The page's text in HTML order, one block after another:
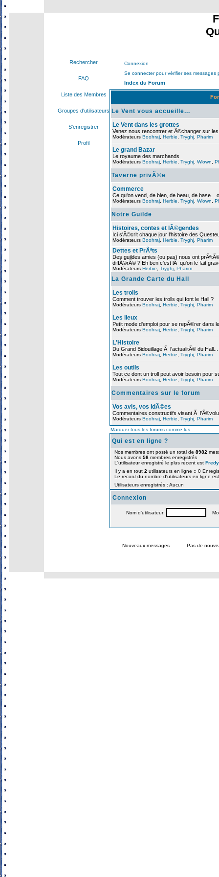
Rechercher
FAQ
Liste des Membres
Groupes d'utilisateurs
S'enregistrer
Profil
Connexion
Se connecter pour vérifier ses messages
Index du Forum
Le Vent vous accueille...
Le Vent dans les grottes
Venez nous rencontrer et Ã©changer sur
Modérateurs Boohraj Herbie Tryghj Pharim
Le grand Bazar
Le royaume des marchands
Modérateurs Boohraj Herbie Tryghj Wlown
Taverne privÃ©e
Commerce
Ce qu'on vend, de bien, de beau, de base...
Modérateurs Boohraj Herbie Tryghj Wlown
Notre Guilde
Histoires, contes et lÃ©gendes
Ici s'Ã©crit chaque jour l'histoire des
Modérateurs Boohraj Herbie Tryghj Pharim
Dettes et PrÃªts
Des guildes amies (ou pas) nous ont
diffÃ©rÃ© ? Eh ben c'est lÃ qu'on le fait
Modérateurs Herbie Tryghj Pharim
La Grande Carte du Hall
Les trolls
Comment trouver les trolls qui font le Hall ?
Modérateurs Boohraj Herbie Tryghj Pharim
Les lieux
Petit mode d'emploi pour se repÃ©rer dans
Modérateurs Boohraj Herbie Tryghj Pharim
L'Histoire
Du Grand Bidouillage Ã l'actualitÃ© du Hall...
Modérateurs Boohraj Herbie Tryghj Pharim
Les outils
Tout ce dont un troll peut avoir besoin pour
Modérateurs Boohraj Herbie Tryghj Pharim
Commentaires sur le forum
Vos avis, vos idÃ©es
Commentaires constructifs visant Ã
Modérateurs Boohraj Herbie Tryghj Pharim
Marquer tous les forums comme lus
Qui est en ligne ?
Nos membres ont posté un total de 8982
Nous avons 58 membres enregistrés
L'utilisateur enregistré le plus récent est
Il y a en tout 2 utilisateurs en ligne :: 0
Le record du nombre d'utilisateurs en ligne
Utilisateurs enregistrés : Aucun
Connexion
Nom d'utilisateur:
Nouveaux messages Pas de